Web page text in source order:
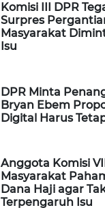
Komisi III DPR
Surpres
Masyarakat
Isu
DPR Minta
Bryan Ebem
Digital Harus
Anggota Komisi
Masyarakat
Dana Haji agar
Terpengaruh Isu